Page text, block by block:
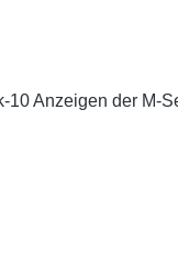
10 Anzeigen der